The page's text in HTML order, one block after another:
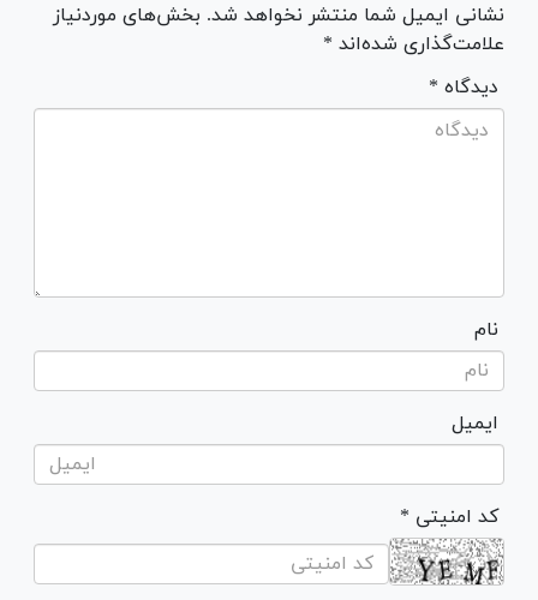
نشانی ایمیل شما منتشر نخواهد شد. بخش‌های موردنیاز
علامت‌گذاری شده‌اند *
* دیدگاه
نام
ایمیل
* کد امنیتی